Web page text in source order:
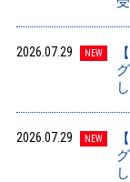
2026.07.29 NEW
2026.07.29 NEW